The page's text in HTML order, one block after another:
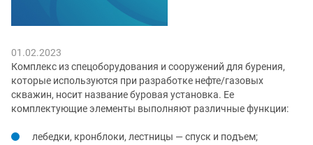
01.02.2023
Комплекс из спецоборудования и сооружений для бурения,
которые используются при разработке нефте/газовых
скважин, носит название буровая установка. Ее
комплектующие элементы выполняют различные функции:
лебедки, кронблоки, лестницы — спуск и подъем;